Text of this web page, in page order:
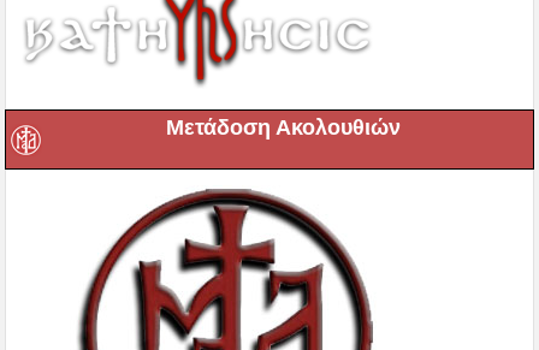
Μετάδοση Ακολουθιών